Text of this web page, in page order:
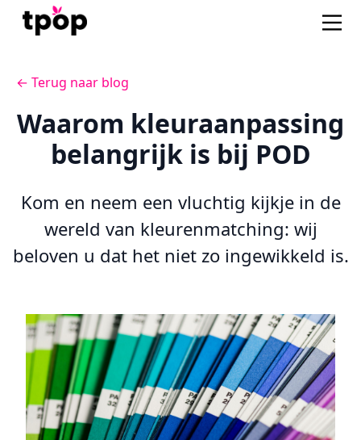
← Terug naar blog
Waarom kleuraanpassing
belangrijk is bij POD
Kom en neem een vluchtig kijkje in de
wereld van kleurenmatching: wij
beloven u dat het niet zo ingewikkeld is.